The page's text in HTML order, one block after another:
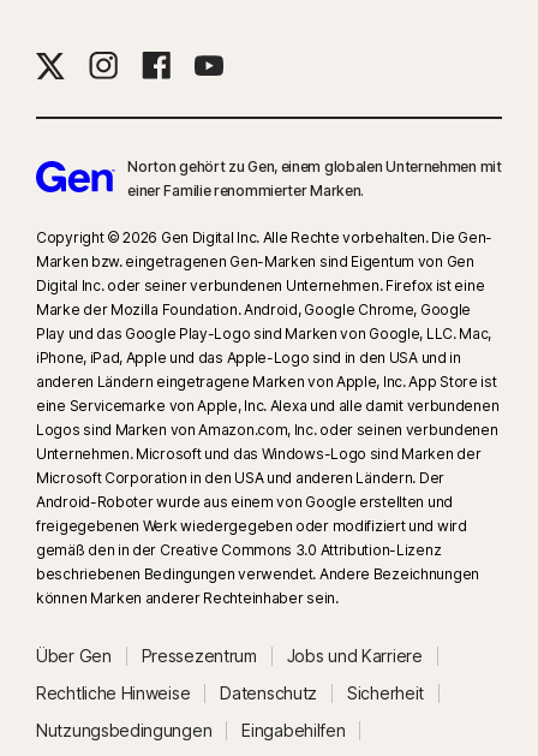
Norton gehört zu Gen, einem globalen Unternehmen mit
einer Familie renommierter Marken.
Copyright © 2026 Gen Digital Inc. Alle Rechte vorbehalten. Die Gen-
Marken bzw. eingetragenen Gen-Marken sind Eigentum von Gen
Digital Inc. oder seiner verbundenen Unternehmen. Firefox ist eine
Marke der Mozilla Foundation. Android, Google Chrome, Google
Play und das Google Play-Logo sind Marken von Google, LLC. Mac,
iPhone, iPad, Apple und das Apple-Logo sind in den USA und in
anderen Ländern eingetragene Marken von Apple, Inc. App Store ist
eine Servicemarke von Apple, Inc. Alexa und alle damit verbundenen
Logos sind Marken von Amazon.com, Inc. oder seinen verbundenen
Unternehmen. Microsoft und das Windows-Logo sind Marken der
Microsoft Corporation in den USA und anderen Ländern. Der
Android-Roboter wurde aus einem von Google erstellten und
freigegebenen Werk wiedergegeben oder modifiziert und wird
gemäß den in der Creative Commons 3.0 Attribution-Lizenz
beschriebenen Bedingungen verwendet. Andere Bezeichnungen
können Marken anderer Rechteinhaber sein.
Über Gen Pressezentrum
Jobs und Karriere
Rechtliche Hinweise
Datenschutz
Sicherheit
Nutzungsbedingungen
Eingabehilfen